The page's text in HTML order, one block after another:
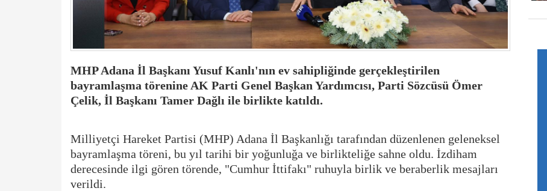
MHP Adana İl Başkanı Yusuf Kanlı'nın ev sahipliğinde gerçekleştirilen
bayramlaşma törenine AK Parti Genel Başkan Yardımcısı, Parti Sözcüsü Ömer
Çelik, İl Başkanı Tamer Dağlı ile birlikte katıldı.
Milliyetçi Hareket Partisi (MHP) Adana İl Başkanlığı tarafından düzenlenen geleneksel
bayramlaşma töreni, bu yıl tarihi bir yoğunluğa ve birlikteliğe sahne oldu. İzdiham
derecesinde ilgi gören törende, "Cumhur İttifakı" ruhuyla birlik ve beraberlik mesajları
verildi.